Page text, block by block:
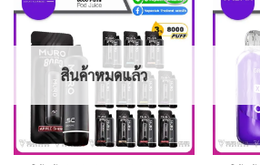
Add
to
wishlist
สินค้าหมดแล้ว